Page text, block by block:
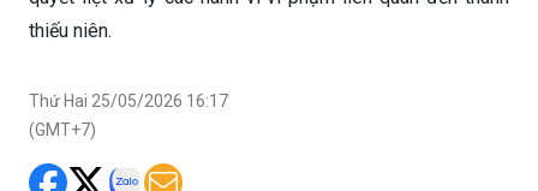
thiếu niên.
Thứ Hai 25/05/2026 16:17
(GMT+7)